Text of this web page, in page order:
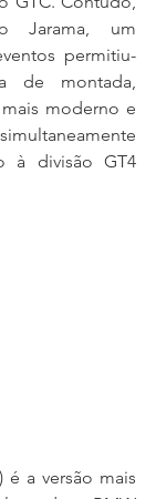
Jarama, um
permitiu-
de montada,
moderno e
à divisão GT4
é a versão mais